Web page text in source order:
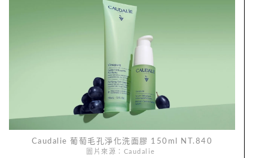
Caudalie 葡萄毛孔淨化洗面膠 150ml NT.840
圖片來源：Caudalie